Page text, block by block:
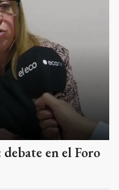
en el Foro